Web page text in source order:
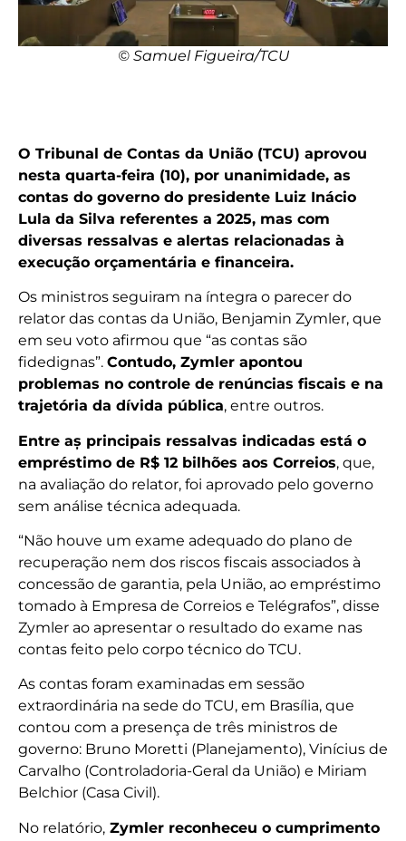
© Samuel Figueira/TCU
O Tribunal de Contas da União (TCU) aprovou
nesta quarta-feira (10), por unanimidade, as
contas do governo do presidente Luiz Inácio
Lula da Silva referentes a 2025, mas com
diversas ressalvas e alertas relacionadas à
execução orçamentária e financeira.
Os ministros seguiram na íntegra o parecer do
relator das contas da União, Benjamin Zymler, que
em seu voto afirmou que “as contas são
fidedignas”. Contudo, Zymler apontou
problemas no controle de renúncias fiscais e na
trajetória da dívida pública, entre outros.
Entre aș principais ressalvas indicadas está o
empréstimo de R$ 12 bilhões aos Correios, que,
na avaliação do relator, foi aprovado pelo governo
sem análise técnica adequada.
“Não houve um exame adequado do plano de
recuperação nem dos riscos fiscais associados à
concessão de garantia, pela União, ao empréstimo
tomado à Empresa de Correios e Telégrafos”, disse
Zymler ao apresentar o resultado do exame nas
contas feito pelo corpo técnico do TCU.
As contas foram examinadas em sessão
extraordinária na sede do TCU, em Brasília, que
contou com a presença de três ministros de
governo: Bruno Moretti (Planejamento), Vinícius de
Carvalho (Controladoria-Geral da União) e Miriam
Belchior (Casa Civil).
No relatório, Zymler reconheceu o cumprimento